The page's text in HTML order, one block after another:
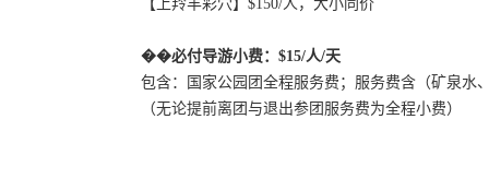
【上羚羊彩穴】 $150/人，大小同价
��必付导游小费： $15/人/天
包含：国家公园团全程服务费；服务费含（矿泉水
（无论提前离团与退出参团服务费为全程小费）